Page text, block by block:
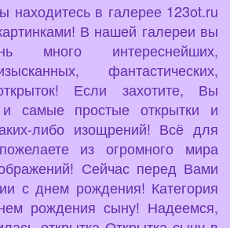
находитесь в галерее 123ot.ru
В нашей галереи вы
много интереснейших,
фантастических,
Если захотите, Вы
самые простые открытки и
либо изощрений! Всё для
из огромного мира
Сейчас перед Вами
с днем рождения! Категория
рождения сыну! Надеемся,